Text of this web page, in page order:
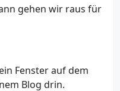
gehen wir raus für
Fenster auf dem
Blog drin.